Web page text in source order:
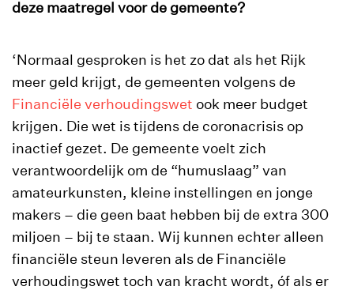
deze maatregel voor de gemeente?
‘Normaal gesproken is het zo dat als het Rijk
meer geld krijgt, de gemeenten volgens de
Financiële verhoudingswet ook meer budget
krijgen. Die wet is tijdens de coronacrisis op
inactief gezet. De gemeente voelt zich
verantwoordelijk om de “humuslaag” van
amateurkunsten, kleine instellingen en jonge
makers – die geen baat hebben bij de extra 300
miljoen – bij te staan. Wij kunnen echter alleen
financiële steun leveren als de Financiële
verhoudingswet toch van kracht wordt, óf als er